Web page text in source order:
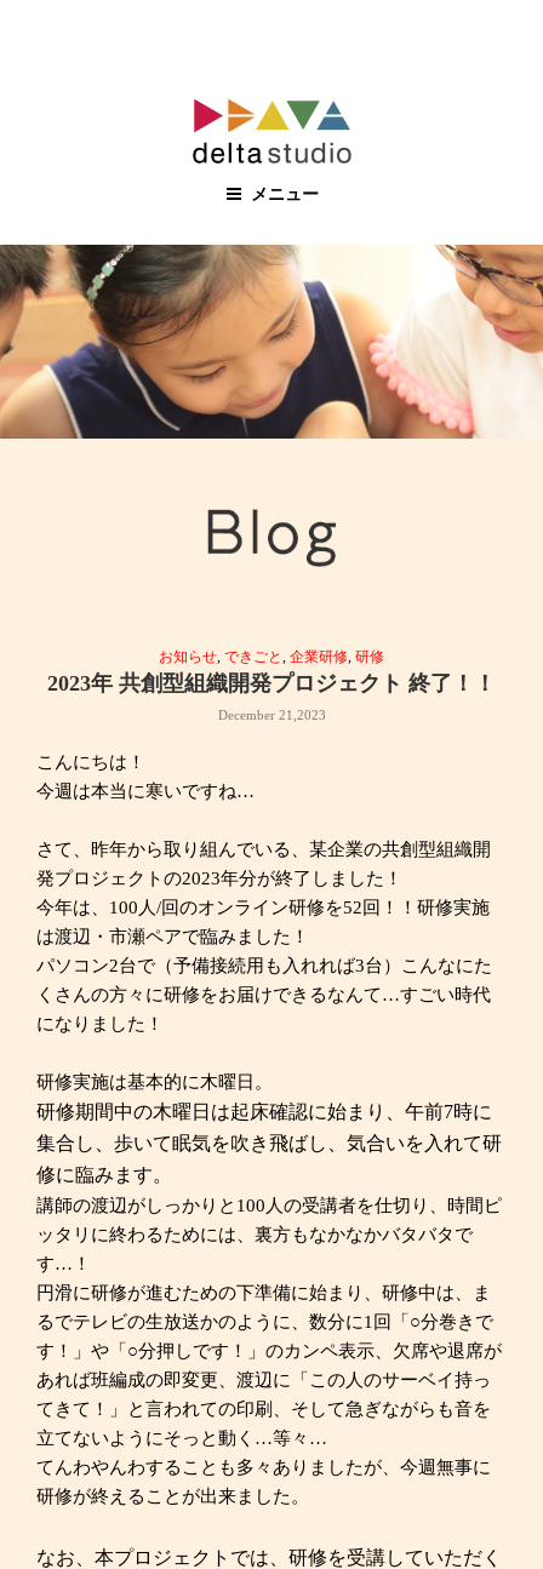
へ
ス
キ
ッ
プ
メニュー
お知らせ できごと 企業研修 研修
2023年 共創型組織開発プロジェクト 終了！！
December 21,2023
こんにちは！
今週は本当に寒いですね…
さて、昨年から取り組んでいる、某企業の共創型組織開
発プロジェクトの2023年分が終了しました！
今年は、100人/回のオンライン研修を52回！！研修実施
は渡辺・市瀬ペアで臨みました！
パソコン2台で（予備接続用も入れれば3台）こんなにた
くさんの方々に研修をお届けできるなんて…すごい時代
になりました！
研修実施は基本的に木曜日。
研修期間中の木曜日は起床確認に始まり、午前7時に
集合し、歩いて眠気を吹き飛ばし、気合いを入れて研
修に臨みます。
講師の渡辺がしっかりと100人の受講者を仕切り、時間ピ
ッタリに終わるためには、裏方もなかなかバタバタで
す…！
円滑に研修が進むための下準備に始まり、研修中は、ま
るでテレビの生放送かのように、数分に1回「○分巻きで
す！」や「○分押しです！」のカンペ表示、欠席や退席が
あれば班編成の即変更、渡辺に「この人のサーベイ持っ
てきて！」と言われての印刷、そして急ぎながらも音を
立てないようにそっと動く…等々…
てんわやんわすることも多々ありましたが、今週無事に
研修が終えることが出来ました。
なお、本プロジェクトでは、研修を受講していただく